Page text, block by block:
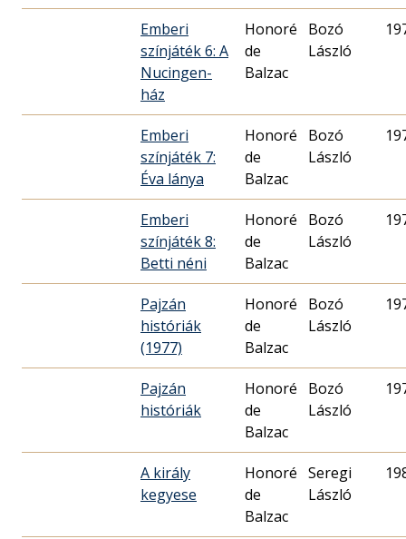
Emberi
színjáték 6: A
Nucingen-
ház
Honoré
de
Balzac
Bozó
László
Emberi
színjáték 7:
Éva lánya
Honoré
de
Balzac
Bozó
László
Emberi
színjáték 8:
Betti néni
Honoré
de
Balzac
Bozó
László
Pajzán
históriák
(1977)
Honoré
de
Balzac
Bozó
László
Pajzán
históriák
Honoré
de
Balzac
Bozó
László
A király
kegyese
Honoré
de
Balzac
Seregi
László